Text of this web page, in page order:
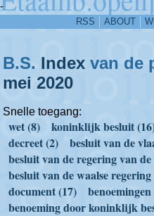
-
RSS ABOUT
B.S. Index van de
mei 2020
Snelle toegang:
wet (8) koninklijk besluit
decreet (2)
besluit van de
besluit van de regering van
besluit van de waalse regering
document (17)
benoemingen
benoeming door koninklijk